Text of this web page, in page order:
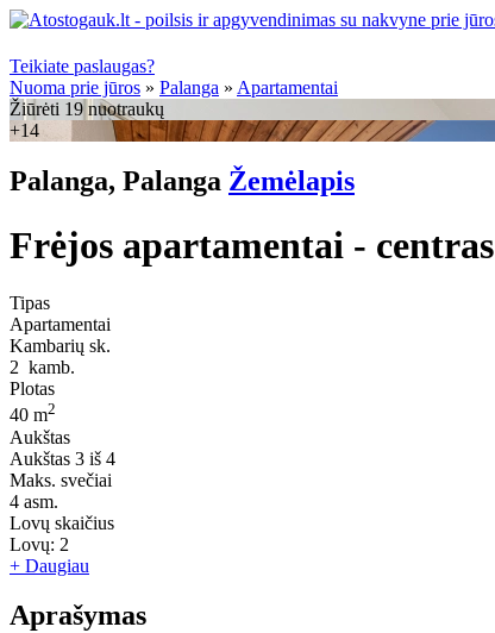
Teikiate paslaugas?
Nuoma prie jūros » Palanga » Apartamentai
Žiūrėti 19 nuotraukų
+14
Palanga, Palanga Žemėlapis
Frėjos apartamentai - centras
Tipas
Apartamentai
Kambarių sk.
2 kamb.
Plotas
40 m2
Aukštas
Aukštas 3 iš 4
Maks. svečiai
4 asm.
Lovų skaičius
Lovų: 2
+ Daugiau
Aprašymas